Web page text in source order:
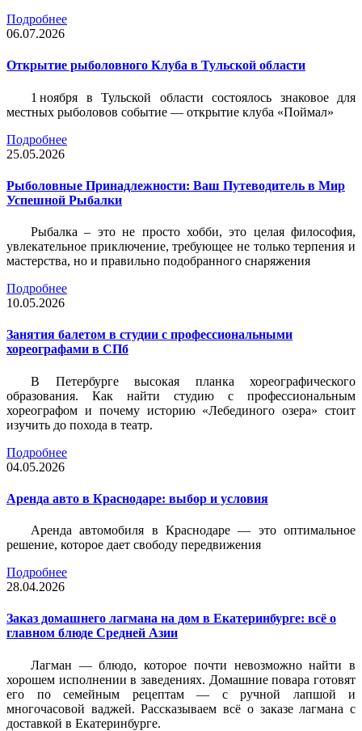
Подробнее
06.07.2026
Открытие рыболовного Клуба в Тульской области
1 ноября в Тульской области состоялось знаковое для
местных рыболовов событие — открытие клуба «Поймал»
Подробнее
25.05.2026
Рыболовные Принадлежности: Ваш Путеводитель в Мир
Успешной Рыбалки
Рыбалка – это не просто хобби, это целая философия,
увлекательное приключение, требующее не только терпения и
мастерства, но и правильно подобранного снаряжения
Подробнее
10.05.2026
Занятия балетом в студии с профессиональными
хореографами в СПб
В Петербурге высокая планка хореографического
образования. Как найти студию с профессиональным
хореографом и почему историю «Лебединого озера» стоит
изучить до похода в театр.
Подробнее
04.05.2026
Аренда авто в Краснодаре: выбор и условия
Аренда автомобиля в Краснодаре — это оптимальное
решение, которое дает свободу передвижения
Подробнее
28.04.2026
Заказ домашнего лагмана на дом в Екатеринбурге: всё о
главном блюде Средней Азии
Лагман — блюдо, которое почти невозможно найти в
хорошем исполнении в заведениях. Домашние повара готовят
его по семейным рецептам — с ручной лапшой и
многочасовой ваджей. Рассказываем всё о заказе лагмана с
доставкой в Екатеринбурге.